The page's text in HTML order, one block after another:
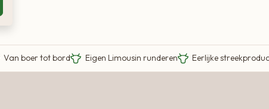
Van boer tot bord Eigen Limousin runderen Eerlijke